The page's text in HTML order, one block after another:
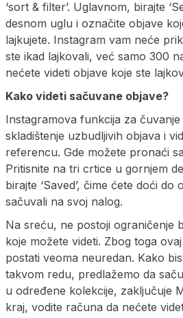
‘sort & filter’. Uglavnom, birajte
desnom uglu i označite objave
lajkujete. Instagram vam neće
ste ikad lajkovali, već samo 300
nećete videti objave koje ste
Kako videti sačuvane objave?
Instagramova funkcija za
skladištenje uzbudljivih objava i
referencu. Gde možete pronaći
Pritisnite na tri crtice u gornjem
birajte ‘Saved’, čime ćete doći
sačuvali na svoj nalog.
Na sreću, ne postoji ograničenje
koje možete videti. Zbog toga
postati veoma neuredan. Kako
takvom redu, predlažemo da
u određene kolekcije, zaključuje
kraj, vodite računa da nećete